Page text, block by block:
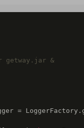
getway.jar &
=